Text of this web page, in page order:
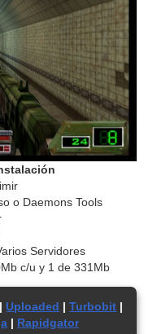
o Daemons Tools
Servidores
c/u y 1 de 331Mb
|Uploaded |Turbobit |
| Rapidgator